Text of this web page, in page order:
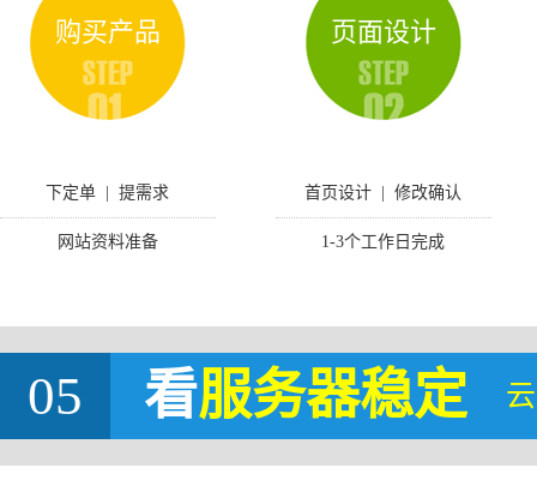
购买产品
下定单 | 提需求
网站资料准备
页面设计
首页设计 | 修改确认
1-3个工作日完成
05 看服务器稳定